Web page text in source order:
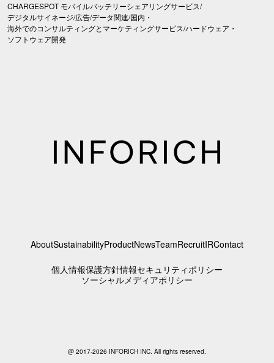
CHARGESPOT モバイルバッテリーシェアリングサービス/
デジタルサイネージ/広告/データ関連/国内・
海外でのコンサルティングとマーケティングサービス/ハードウェア・
ソフトウェア開発
AboutSustainabilityProductNewsTeamRecruitIRContact
個人情報保護方針情報セキュリティポリシー
ソーシャルメディアポリシー
@ 2017-2026 INFORICH INC. All rights reserved.